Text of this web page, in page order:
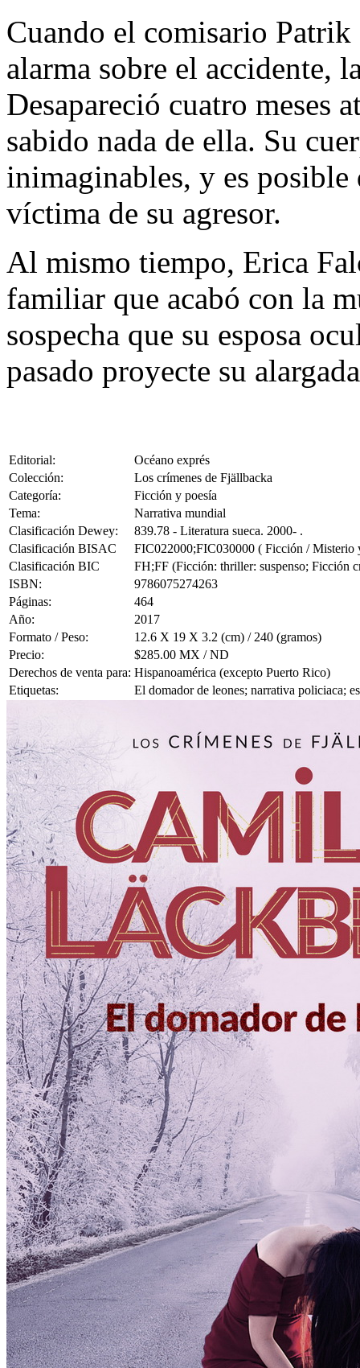
Cuando el comisario
alarma sobre el accidente,
Desapareció cuatro meses
sabido nada de ella. Su
inimaginables, y es
víctima de su agresor.
Al mismo tiempo, Erica
familiar que acabó con la
sospecha que su esposa
pasado proyecte su
Editorial:
Océano exprés
Colección:
Los crímenes de Fjällbacka
Categoría:
Ficción y poesía
Tema:
Narrativa mundial
Clasificación Dewey:
839.78 - Literatura sueca. 2000- .
Clasificación BISAC
FIC022000;FIC030000 ( Ficción / Misterio
Clasificación BIC
FH;FF (Ficción: thriller: suspenso; Ficción
ISBN:
9786075274263
Páginas:
464
Año:
2017
Formato / Peso:
12.6 X 19 X 3.2 (cm) / 240 (gramos)
Precio:
$285.00 MX / ND
Derechos de venta para: Hispanoamérica (excepto Puerto Rico)
Etiquetas:
El domador de leones; narrativa policiaca;